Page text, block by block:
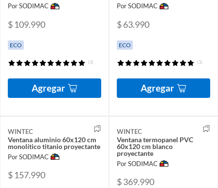
Por SODIMAC
$ 109.990
ECO
(3)
Agregar
Por SODIMAC
$ 63.990
ECO
(3)
Agregar
WINTEC
Ventana aluminio 60x120 cm
monolítico titanio proyectante
Por SODIMAC
$ 157.990
WINTEC
Ventana termopanel PVC
60x120 cm blanco
proyectante
Por SODIMAC
$ 369.990